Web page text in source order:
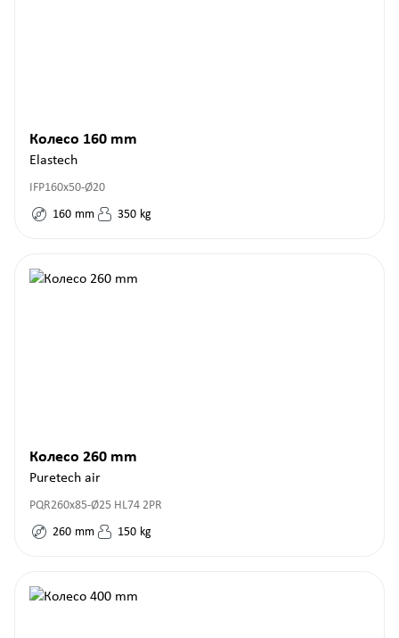
Колесо 160 mm
Elastech
IFP160x50-Ø20
160 mm 350 kg
Колесо 260 mm
Puretech air
PQR260x85-Ø25 HL74 2PR
260 mm 150 kg